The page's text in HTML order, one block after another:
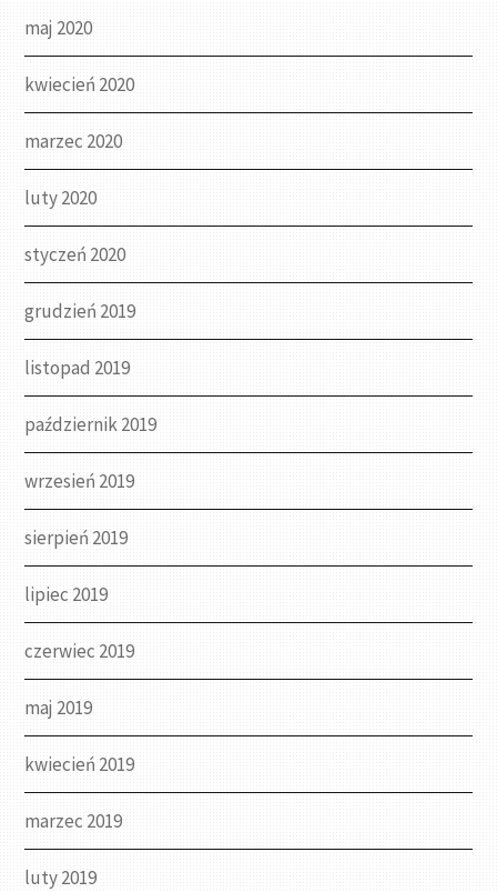
maj 2020
kwiecień 2020
marzec 2020
luty 2020
styczeń 2020
grudzień 2019
listopad 2019
październik 2019
wrzesień 2019
sierpień 2019
lipiec 2019
czerwiec 2019
maj 2019
kwiecień 2019
marzec 2019
luty 2019